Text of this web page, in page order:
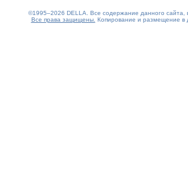
©1995–2026 DELLA. Все содержание данного сайта,
Все права защищены. Копирование и размещение в